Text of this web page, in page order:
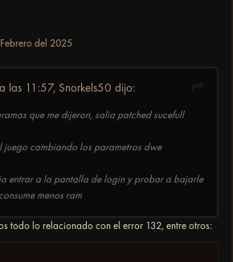
alguien tiene alguna solucion? mi pc es
bits, procesador basado en x64
del 2025
las 11:57, Snorkels50 dijo:
que me dijeron, salia patched sucefull
juego cambiando los parametros dwe
entrar a la pantalla de login y probar a bajarle
menos ram
todo lo relacionado con el error 132, entre otros: